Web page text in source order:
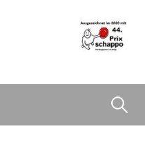
Suchen